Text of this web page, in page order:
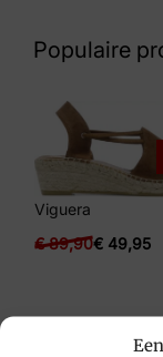
7, 7½, 8
Merk
Gabor
Artikelnummer
Populaire
Viguera
€89,90€ 49,95